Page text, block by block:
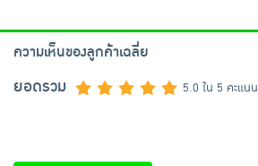
ความเห็นของลูกค้าเฉลี่ย
ยอดรวม 5.0 ใน 5 คะแนน